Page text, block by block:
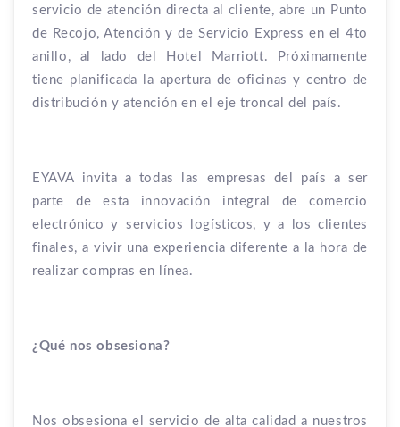
servicio de atención directa al cliente, abre un Punto
de Recojo, Atención y de Servicio Express en el 4to
anillo, al lado del Hotel Marriott. Próximamente
tiene planificada la apertura de oficinas y centro de
distribución y atención en el eje troncal del país.
EYAVA invita a todas las empresas del país a ser
parte de esta innovación integral de comercio
electrónico y servicios logísticos, y a los clientes
finales, a vivir una experiencia diferente a la hora de
realizar compras en línea.
¿Qué nos obsesiona?
Nos obsesiona el servicio de alta calidad a nuestros